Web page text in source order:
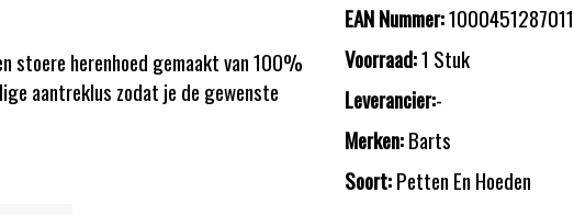
stoere herenhoed gemaakt van 100%
aantreklus zodat je de gewenste
EAN Nummer:1000451287011
Voorraad:1 Stuk
Leverancier:-
Merken:Barts
Soort:Petten En Hoeden